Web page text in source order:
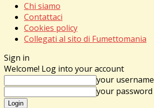
Chi siamo
Contattaci
Cookies policy
Collegati al sito di Fumettomania
Sign in
Welcome! Log into your account
your username
your password